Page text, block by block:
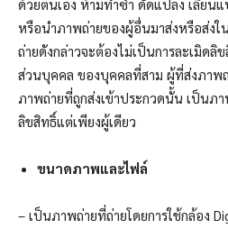
ด้วยตนเอง ห้ามทำซ้ำ ดัดแปลง เลียน
หรือนำภาพถ่ายของผู้อื่นมาส่งหรือส่งใ
ถ่ายดังกล่าวจะต้องไม่เป็นการละเมิด
ส่วนบุคคล ของบุคคลที่สาม ผู้ที่ส่งภาพถ่
ภาพถ่ายที่ถูกส่งเข้าประกวดนั้น เป็นภา
ลิขสิทธิ์แต่เพียงผู้เดียว
ขนาดภาพและไฟล์
– เป็นภาพถ่ายที่ถ่ายโดยการใช้กล้อง